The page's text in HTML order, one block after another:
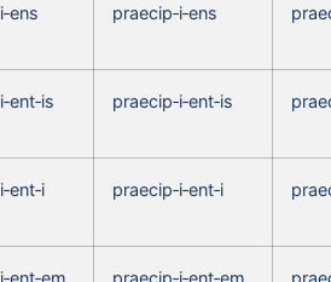
praecip‑i‑ens
praecip‑i‑ent‑is
praecip‑i‑ent‑i
praecip‑i‑ent‑em